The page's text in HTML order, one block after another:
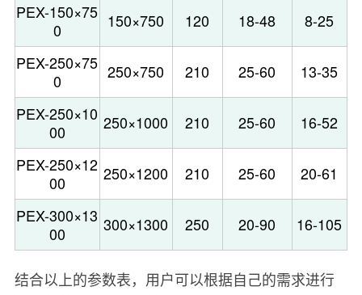
PEX-150×75
0
150×750 120 18-48
8-25
PEX-250×75
0
250×750 210 25-60
13-35
PEX-250×10
00
250×1000 210 25-60
16-52
PEX-250×12
00
250×1200 210 25-60
20-61
PEX-300×13
00
300×1300 250 20-90 16-105
结合以上的参数表，用户可以根据自己的需求进行